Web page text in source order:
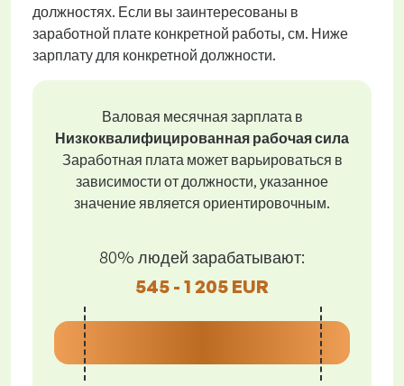
должностях. Если вы заинтересованы в
заработной плате конкретной работы, см. Ниже
зарплату для конкретной должности.
Валовая месячная зарплата в
Низкоквалифицированная рабочая сила
Заработная плата может варьироваться в
зависимости от должности, указанное
значение является ориентировочным.
80% людей зарабатывают:
545 - 1 205 EUR